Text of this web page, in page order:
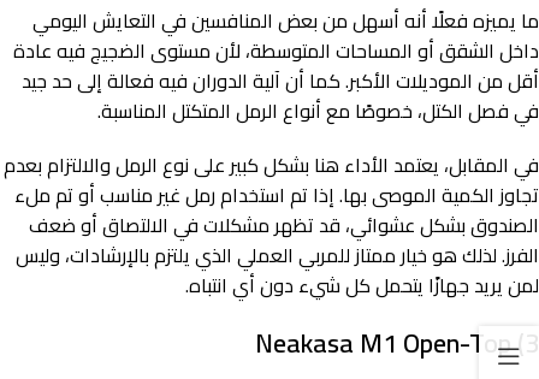
ما يميزه فعلًا أنه أسهل من بعض المنافسين في التعايش اليومي
داخل الشقق أو المساحات المتوسطة، لأن مستوى الضجيج فيه عادة
أقل من الموديلات الأكبر. كما أن آلية الدوران فيه فعالة إلى حد جيد
في فصل الكتل، خصوصًا مع أنواع الرمل المتكتل المناسبة.
في المقابل، يعتمد الأداء هنا بشكل كبير على نوع الرمل والالتزام بعدم
تجاوز الكمية الموصى بها. إذا تم استخدام رمل غير مناسب أو تم ملء
الصندوق بشكل عشوائي، قد تظهر مشكلات في الالتصاق أو ضعف
الفرز. لذلك هو خيار ممتاز للمربي العملي الذي يلتزم بالإرشادات، وليس
لمن يريد جهازًا يتحمل كل شيء دون أي انتباه.
3) Neakasa M1 Open-Top